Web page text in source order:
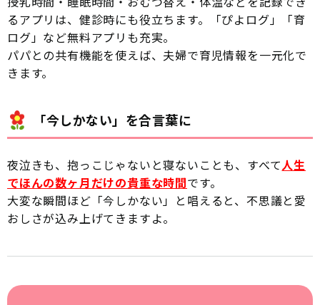
るアプリは、健診時にも役立ちます。「ぴよログ」「育
ログ」など無料アプリも充実。
パパとの共有機能を使えば、夫婦で育児情報を一元化で
きます。
「今しかない」を合言葉に
夜泣きも、抱っこじゃないと寝ないことも、すべて人生
でほんの数ヶ月だけの貴重な時間です。
大変な瞬間ほど「今しかない」と唱えると、不思議と愛
おしさが込み上げてきますよ。